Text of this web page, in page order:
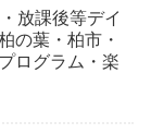
放課後等デイ
の葉・柏市・
ログラム・楽